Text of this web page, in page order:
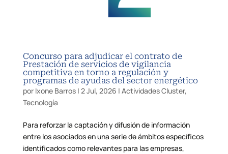
Concurso para adjudicar el contrato de
Prestación de servicios de vigilancia
competitiva en torno a regulación y
programas de ayudas del sector energético
por Ixone Barros| 2 Jul, 2026 | Actividades Cluster,
Tecnología
Para reforzar la captación y difusión de información
entre los asociados en una serie de ámbitos específicos
identificados como relevantes para las empresas,